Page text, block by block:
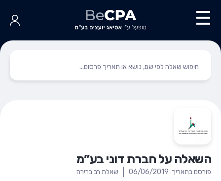
השאלה על חברת דוני בע”מ
פורסם בתאריך: 06/06/2019 שאלת רב ברירה